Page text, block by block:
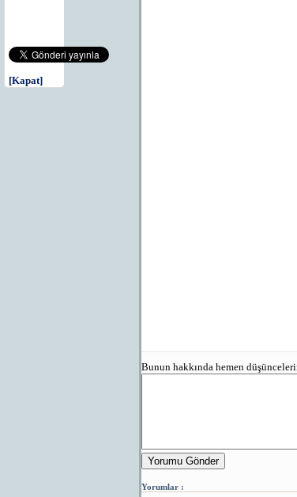
[Kapat]
Bunun hakkında hemen
Yorumu Gönder
Yorumlar :